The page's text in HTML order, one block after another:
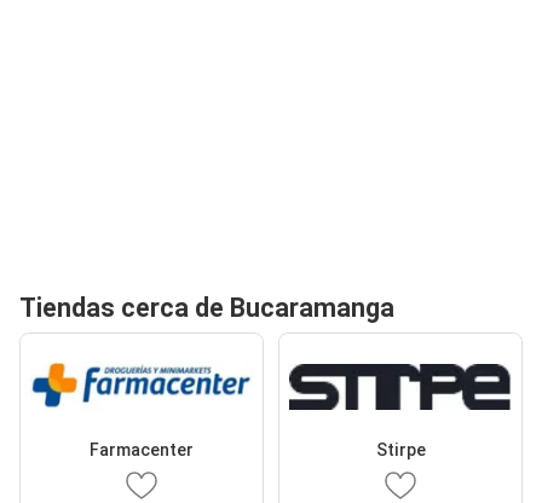
Tiendas cerca de Bucaramanga
Farmacenter Stirpe